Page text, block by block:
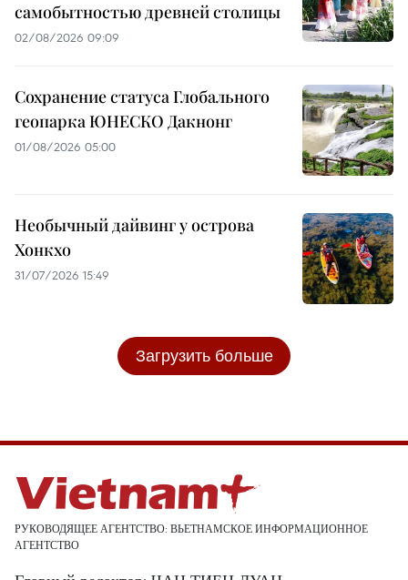
самобытностью древней столицы
02/08/2026 09:09
Сохранение статуса Глобального
геопарка ЮНЕСКО Дакнонг
01/08/2026 05:00
Необычный дайвинг у острова
Хонкхо
31/07/2026 15:49
Загрузить больше
РУКОВОДЯЩЕЕ АГЕНТСТВО: ВЬЕТНАМСКОЕ ИНФОРМАЦИОННОЕ
АГЕНТСТВО